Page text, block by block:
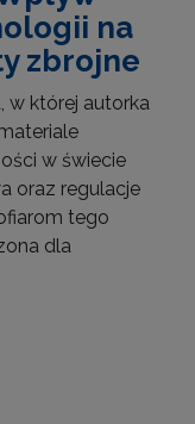
na
zbrojne
w której autorka
w świecie
oraz regulacje
tego
dla